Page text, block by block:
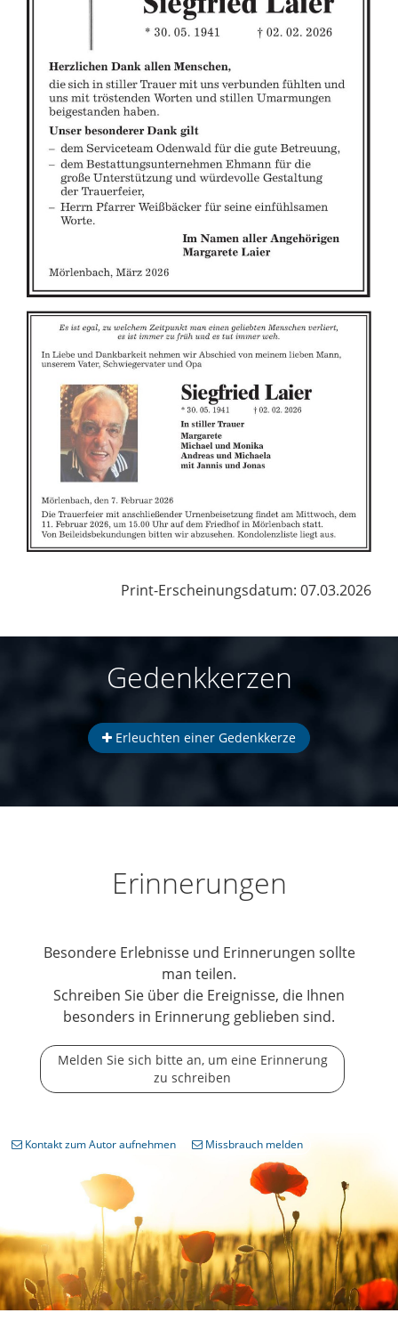
Print-Erscheinungsdatum: 07.03.2026
Gedenkkerzen
Erleuchten einer Gedenkkerze
Erinnerungen
Besondere Erlebnisse und Erinnerungen sollte
man teilen.
Schreiben Sie über die Ereignisse, die Ihnen
besonders in Erinnerung geblieben sind.
Melden Sie sich bitte an, um eine Erinnerung
zu schreiben
Kontakt zum Autor aufnehmen Missbrauch melden